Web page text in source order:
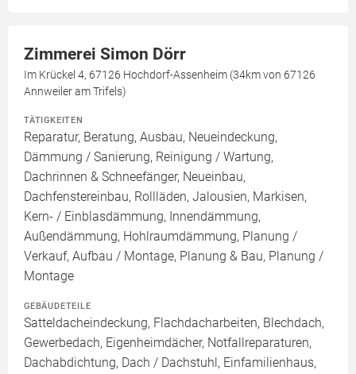
Zimmerei Simon Dörr
Im Krückel 4, 67126 Hochdorf-Assenheim (34km von 67126
Annweiler am Trifels)
TÄTIGKEITEN
Reparatur, Beratung, Ausbau, Neueindeckung,
Dämmung / Sanierung, Reinigung / Wartung,
Dachrinnen & Schneefänger, Neueinbau,
Dachfenstereinbau, Rollläden, Jalousien, Markisen,
Kern- / Einblasdämmung, Innendämmung,
Außendämmung, Hohlraumdämmung, Planung /
Verkauf, Aufbau / Montage, Planung & Bau, Planung /
Montage
GEBÄUDETEILE
Satteldacheindeckung, Flachdacharbeiten, Blechdach,
Gewerbedach, Eigenheimdächer, Notfallreparaturen,
Dachabdichtung, Dach / Dachstuhl, Einfamilienhaus,